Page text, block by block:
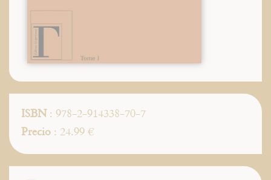
ISBN: 978-2-914338-70-7
Precio : 24.99 €